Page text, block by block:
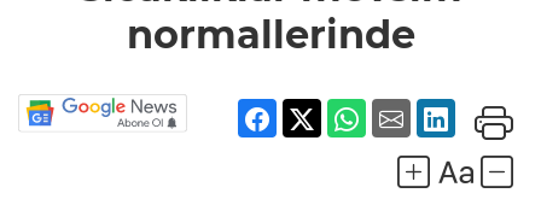
normallerinde